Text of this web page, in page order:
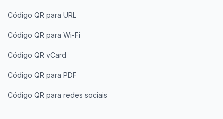
Código QR para URL
Código QR para Wi-Fi
Código QR vCard
Código QR para PDF
Código QR para redes sociais